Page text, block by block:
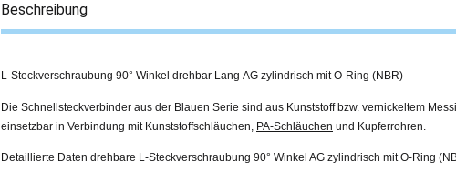
Beschreibung
L-Steckverschraubung 90° Winkel drehbar Lang AG zylindrisch mit O-Ring (NBR)
Die Schnellsteckverbinder aus der Blauen Serie sind aus Kunststoff bzw. vernickeltem
einsetzbar in Verbindung mit Kunststoffschläuchen, PA-Schläuchen und Kupferrohren.
Detaillierte Daten drehbare L-Steckverschraubung 90° Winkel AG zylindrisch mit O-Ring